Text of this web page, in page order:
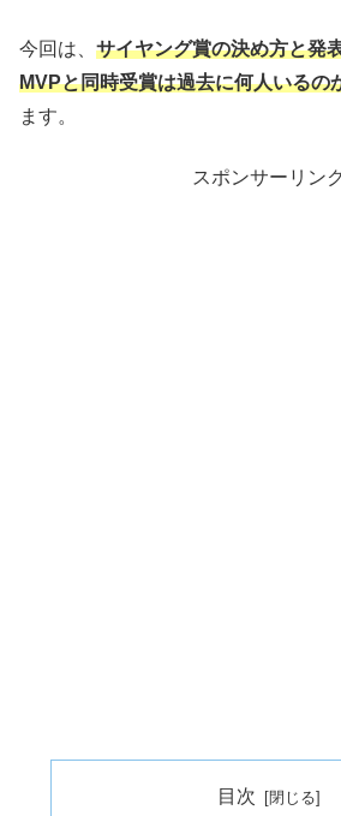
今回は、 サイヤング賞の決め方と発
MVPと同時受賞は過去に何人いるの
ます。
スポンサーリンク
目次